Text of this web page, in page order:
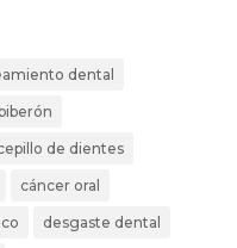
dental
de dientes
cáncer oral
desgaste dental